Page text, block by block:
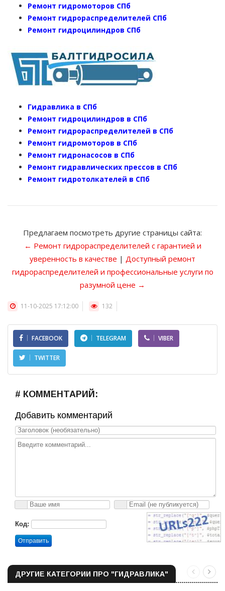
Ремонт гидромоторов СПб
Ремонт гидрораспределителей СПб
Ремонт гидроцилиндров СПб
Гидравлика в СПб
Ремонт гидроцилиндров в СПб
Ремонт гидрораспределителей в СПб
Ремонт гидромоторов в СПб
Ремонт гидронасосов в СПб
Ремонт гидравлических прессов в СПб
Ремонт гидротолкателей в СПб
Предлагаем посмотреть другие страницы сайта:
← Ремонт гидрораспределителей с гарантией и
уверенность в качестве | Доступный ремонт
гидрораспределителей и профессиональные услуги по
разумной цене →
11-10-2025 17:12:00 132
FACEBOOK TELEGRAM VIBER
TWITTER
# КОММЕНТАРИЙ:
Добавить комментарий
Код:
Отправить
ДРУГИЕ КАТЕГОРИИ ПРО "ГИДРАВЛИКА"